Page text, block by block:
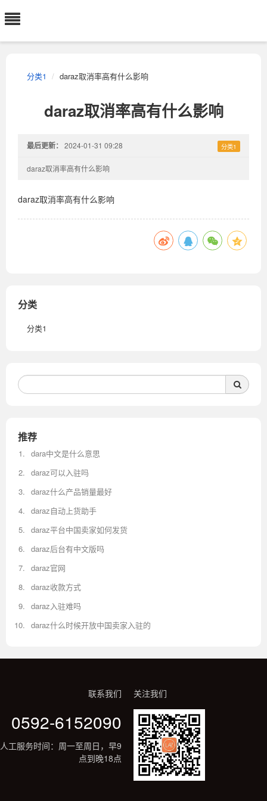
分类1 daraz取消率高有什么影响
daraz取消率高有什么影响
最后更新： 2024-01-31 09:28 分类1
daraz取消率高有什么影响
daraz取消率高有什么影响
分类
分类1
推荐
dara中文是什么意思
daraz可以入驻吗
daraz什么产品销量最好
daraz自动上货助手
daraz平台中国卖家如何发货
daraz后台有中文版吗
daraz官网
daraz收款方式
daraz入驻难吗
daraz什么时候开放中国卖家入驻的
联系我们
0592-6152090
人工服务时间：周一至周日，早9
点到晚18点
关注我们